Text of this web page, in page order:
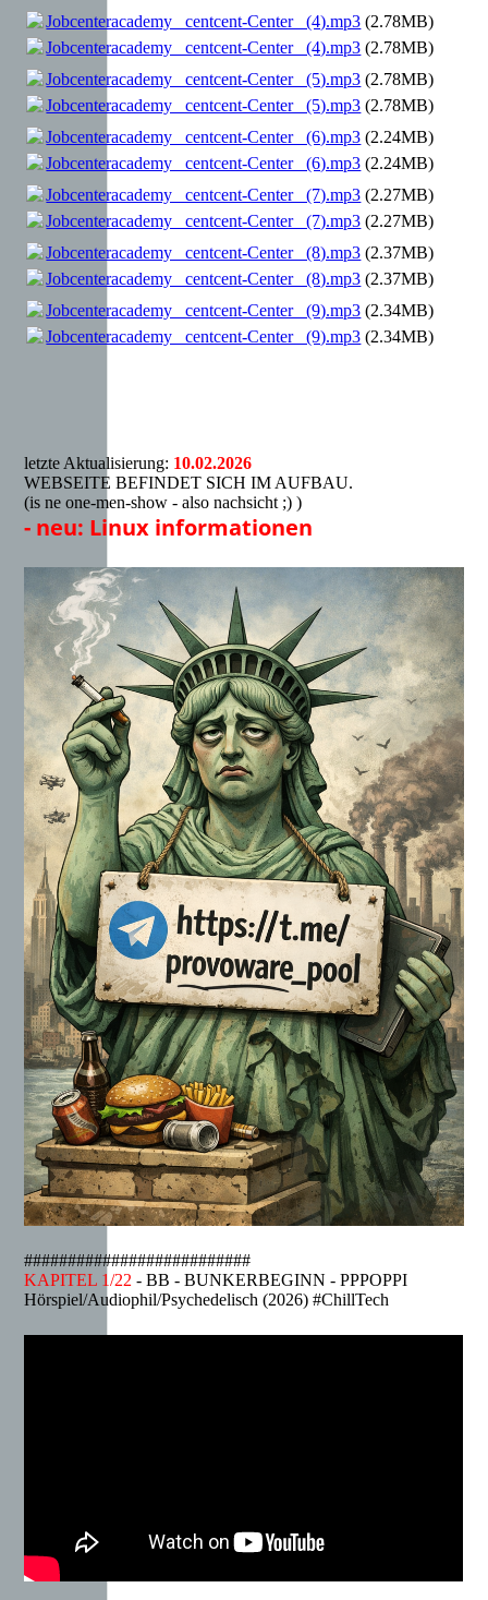
Jobcenteracademy _centcent-Center_ (4).mp3 (2.78MB)
Jobcenteracademy _centcent-Center_ (4).mp3 (2.78MB)
Jobcenteracademy _centcent-Center_ (5).mp3 (2.78MB)
Jobcenteracademy _centcent-Center_ (5).mp3 (2.78MB)
Jobcenteracademy _centcent-Center_ (6).mp3 (2.24MB)
Jobcenteracademy _centcent-Center_ (6).mp3 (2.24MB)
Jobcenteracademy _centcent-Center_ (7).mp3 (2.27MB)
Jobcenteracademy _centcent-Center_ (7).mp3 (2.27MB)
Jobcenteracademy _centcent-Center_ (8).mp3 (2.37MB)
Jobcenteracademy _centcent-Center_ (8).mp3 (2.37MB)
Jobcenteracademy _centcent-Center_ (9).mp3 (2.34MB)
Jobcenteracademy _centcent-Center_ (9).mp3 (2.34MB)
letzte Aktualisierung: 10.02.2026
WEBSEITE BEFINDET SICH IM AUFBAU.
(is ne one-men-show - also nachsicht ;) )
- neu: Linux informationen
##########################
KAPITEL 1/22 - BB - BUNKERBEGINN - PPPOPPI
Hörspiel/Audiophil/Psychedelisch (2026) #ChillTech